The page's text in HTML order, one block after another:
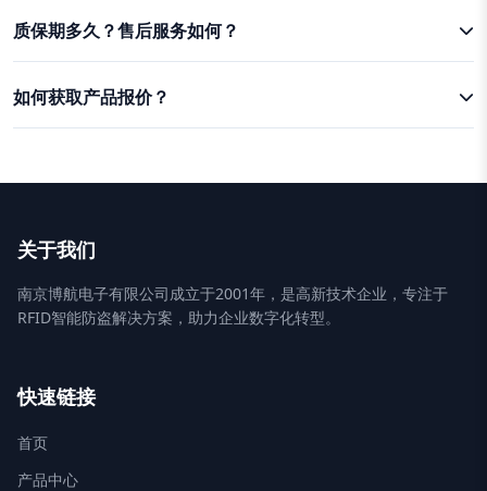
质保期多久？售后服务如何？
如何获取产品报价？
关于我们
南京博航电子有限公司成立于2001年，是高新技术企业，专注于
RFID智能防盗解决方案，助力企业数字化转型。
快速链接
首页
产品中心